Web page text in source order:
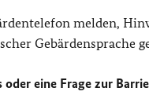
melden,
Gebärdensprache
eine Frage zur